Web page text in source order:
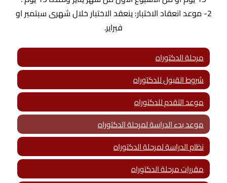
2- موعد انعقاد الاختبار: ينعقد الاختبار خلال شهرى سبتمبر او
فبراير.
مرحلة الدكتوراه
شروط القبول للدكتوراه
موعد التقدم للدكتوراه
موعد بدء الدراسة لمرحلة الدكتوراه
نظام الدراسة لمرحلة الدكتوراه
مقررات مرحلة الدكتوراه